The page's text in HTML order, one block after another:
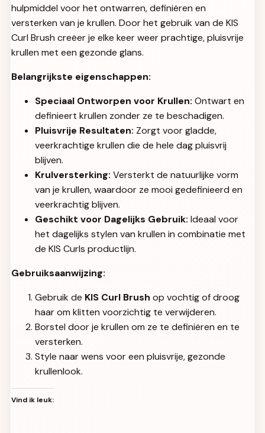
hulpmiddel voor het ontwarren, definiëren en
versterken van je krullen. Door het gebruik van de KIS
Curl Brush creëer je elke keer weer prachtige, pluisvrije
krullen met een gezonde glans.
Belangrijkste eigenschappen:
Speciaal Ontworpen voor Krullen: Ontwart en
definieert krullen zonder ze te beschadigen.
Pluisvrije Resultaten: Zorgt voor gladde,
veerkrachtige krullen die de hele dag pluisvrij
blijven.
Krulversterking: Versterkt de natuurlijke vorm
van je krullen, waardoor ze mooi gedefinieerd en
veerkrachtig blijven.
Geschikt voor Dagelijks Gebruik: Ideaal voor
het dagelijks stylen van krullen in combinatie met
de KIS Curls productlijn.
Gebruiksaanwijzing:
Gebruik de KIS Curl Brush op vochtig of droog
haar om klitten voorzichtig te verwijderen.
Borstel door je krullen om ze te definiëren en te
versterken.
Style naar wens voor een pluisvrije, gezonde
krullenlook.
Vind ik leuk: